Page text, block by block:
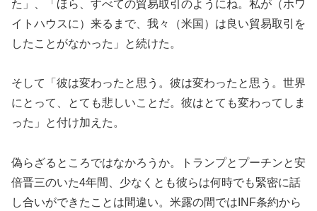
た」、「ほら、すべての貿易取引のようにね。私が（ホワ
イトハウスに）来るまで、我々（米国）は良い貿易取引を
したことがなかった」と続けた。
そして「彼は変わったと思う。彼は変わったと思う。世界
にとって、とても悲しいことだ。彼はとても変わってしま
った」と付け加えた。
偽らざるところではなかろうか。トランプとプーチンと安
倍晋三のいた4年間、少なくとも彼らは何時でも緊密に話
し合いができたことは間違い。米露の間ではINF条約から